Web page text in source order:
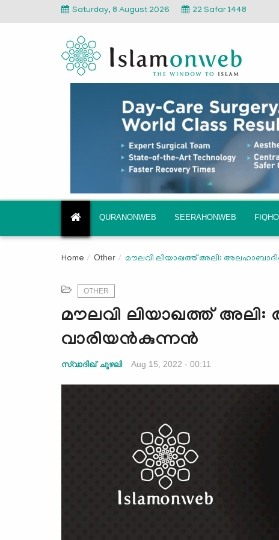
Saturday, 8 August 2026 22 Safar 1448
QURANONWEB SEERAHONWEB
Home Other മൗലവി ലിയാഖത്ത് അലി:
OTHER
മൗലവി ലിയാഖത്ത്
വാരിയന്‍കുന്നന്‍
സ്വാദിഖ് ചുഴലി Aug 15, 2022 - 00:11